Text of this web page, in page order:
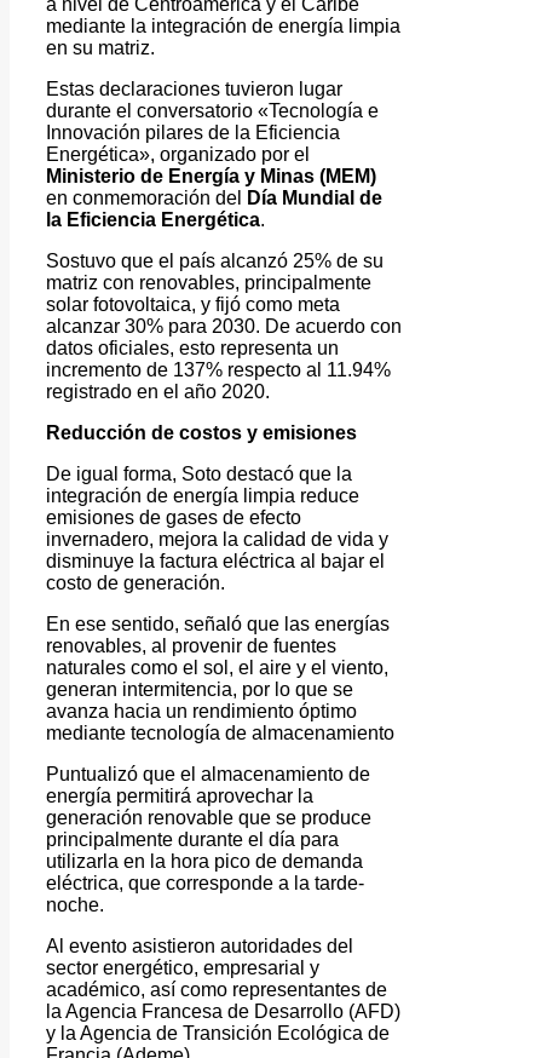
mediante la integración de energía limpia
en su matriz.
Estas declaraciones tuvieron lugar
durante el conversatorio «Tecnología e
Innovación pilares de la Eficiencia
Energética», organizado por el
Ministerio de Energía y Minas (MEM)
en conmemoración del
Día Mundial de
la Eficiencia Energética.
Sostuvo que el país alcanzó 25% de su
matriz con renovables, principalmente
solar fotovoltaica, y fijó como meta
alcanzar 30% para 2030. De acuerdo con
datos oficiales, esto representa un
incremento de 137% respecto al 11.94%
registrado en el año 2020.
Reducción de costos y emisiones
De igual forma, Soto destacó que la
integración de energía limpia reduce
emisiones de gases de efecto
invernadero, mejora la calidad de vida y
disminuye la factura eléctrica al bajar el
costo de generación.
En ese sentido, señaló que las energías
renovables, al provenir de fuentes
naturales como el sol, el aire y el viento,
generan intermitencia, por lo que se
avanza hacia un rendimiento óptimo
mediante tecnología de almacenamiento
Puntualizó que el almacenamiento de
energía permitirá aprovechar la
generación renovable que se produce
principalmente durante el día para
utilizarla en la hora pico de demanda
eléctrica, que corresponde a la tarde-
noche.
Al evento asistieron autoridades del
sector energético, empresarial y
académico, así como representantes de
la Agencia Francesa de Desarrollo (AFD)
y la Agencia de Transición Ecológica de